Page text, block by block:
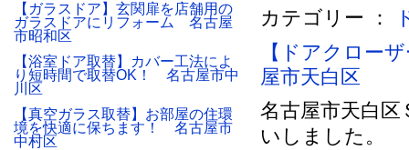
カテゴリー ：
【ドアクロー
屋市天白区
名古屋市天白
いしました。
【ガラスドア】玄関扉を店舗用の
ガラスドアにリフォーム 名古屋
市昭和区
【浴室ドア取替】カバー工法によ
り短時間で取替OK！ 名古屋市中
川区
【真空ガラス取替】お部屋の住環
境を快適に保ちます！ 名古屋市
中村区